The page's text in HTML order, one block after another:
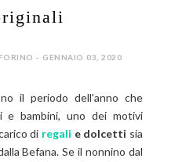
- GENNAIO 03, 2020
il periodo dell'anno che
e bambini, uno dei motivi
di regali e dolcetti sia
Befana. Se il nonnino dal